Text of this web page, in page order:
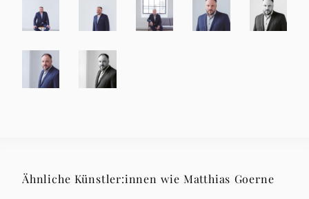
Ähnliche Künstler:innen wie Matthias Goerne